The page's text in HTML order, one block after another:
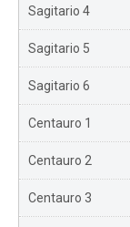
Sagitario 4
Sagitario 5
Sagitario 6
Centauro 1
Centauro 2
Centauro 3